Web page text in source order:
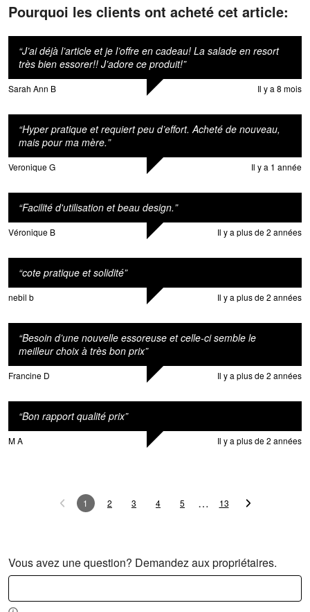
Pourquoi les clients ont acheté cet article:
“J’ai déjà l’article et je l’offre en cadeau! La salade en resort
très bien essorer!! J’adore ce produit!”
Sarah Ann B Il y a 8 mois
“Hyper pratique et requiert peu d’effort. Acheté de nouveau,
mais pour ma mère.”
Veronique G Il y a 1 année
“Facilité d'utilisation et beau design.”
Véronique B Il y a plus de 2 années
“cote pratique et solidité”
nebil b Il y a plus de 2 années
“Besoin d’une nouvelle essoreuse et celle-ci semble le
meilleur choix à très bon prix”
Francine D Il y a plus de 2 années
“Bon rapport qualité prix”
M A Il y a plus de 2 années
1 2 3 4 5 … 13
Vous avez une question? Demandez aux propriétaires.